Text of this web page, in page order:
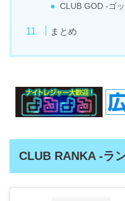
CLUB GOD -ゴ
まとめ
CLUB RANKA -ラ